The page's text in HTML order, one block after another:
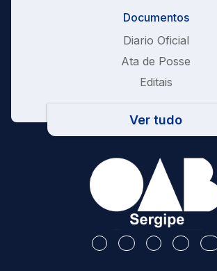
Documentos
Diario Oficial
Ata de Posse
Editais
Ver tudo